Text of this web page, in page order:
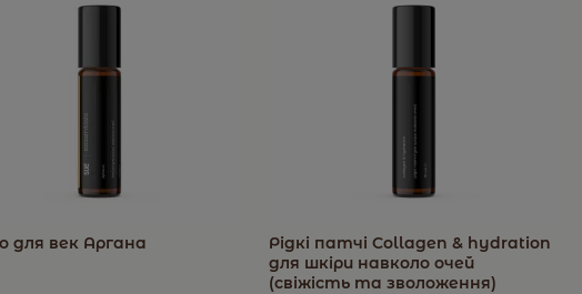
для век Аргана
Рідкі патчі Collagen & hydration
для шкіри навколо очей
(свіжість та зволоження)